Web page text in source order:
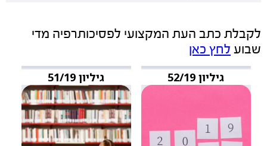
לקבלת כתב העת המקצועי לפסיכותרפיה מדי
שבוע לחץ כאן
גיליון 52/19 גיליון 51/19